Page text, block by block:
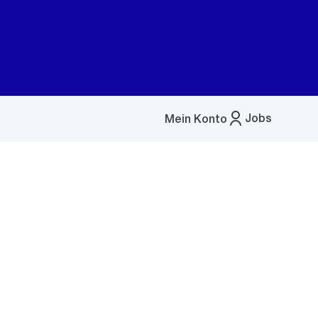
Jobs
Mein Konto
Menü